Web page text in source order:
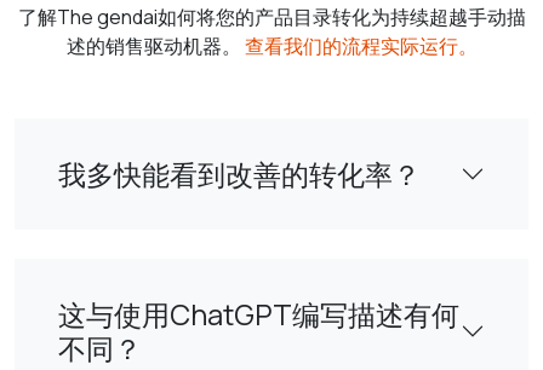
了解The gendai如何将您的产品目录转化为持续超越手动描
述的销售驱动机器。 查看我们的流程实际运行。
我多快能看到改善的转化率？
这与使用ChatGPT编写描述有何
不同？